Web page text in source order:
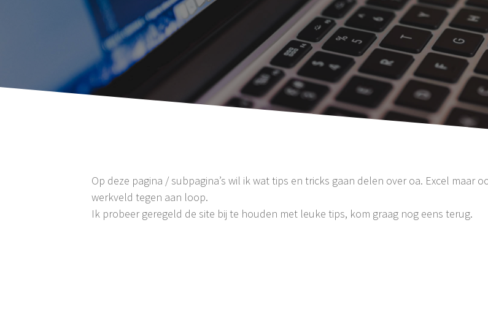
Op deze pagina / subpagina’s wil ik wat tips en tricks gaan delen over oa. Excel maar
werkveld tegen aan loop.
Ik probeer geregeld de site bij te houden met leuke tips, kom graag nog eens terug.